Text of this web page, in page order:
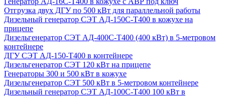
Отгрузка двух ДГУ по 500 кВт для параллельной работы
Дизельный генератор СЭТ АД-150С-Т400 в кожухе на
прицепе
Дизельгенератор СЭТ АД-400С-Т400 (400 кВт) в 5-метровом
контейнере
ДГУ СЭТ АД-150-Т400 в контейнере
Дизельгенератор СЭТ 120 кВт на прицепе
Генераторы 300 и 500 кВт в кожухе
Дизельгенератор СЭТ 500 кВт в 5-метровом контейнере
Дизельный генератор СЭТ АД-100С-Т400 100 кВт в